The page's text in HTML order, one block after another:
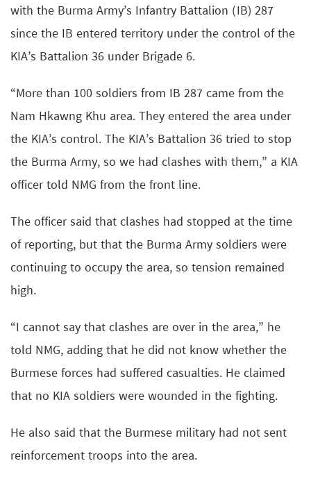
with the Burma Army’s Infantry Battalion (IB) 287
since the IB entered territory under the control of the
KIA’s Battalion 36 under Brigade 6.
“More than 100 soldiers from IB 287 came from the
Nam Hkawng Khu area. They entered the area under
the KIA’s control. The KIA’s Battalion 36 tried to stop
the Burma Army, so we had clashes with them,” a KIA
officer told NMG from the front line.
The officer said that clashes had stopped at the time
of reporting, but that the Burma Army soldiers were
continuing to occupy the area, so tension remained
high.
“I cannot say that clashes are over in the area,” he
told NMG, adding that he did not know whether the
Burmese forces had suffered casualties. He claimed
that no KIA soldiers were wounded in the fighting.
He also said that the Burmese military had not sent
reinforcement troops into the area.